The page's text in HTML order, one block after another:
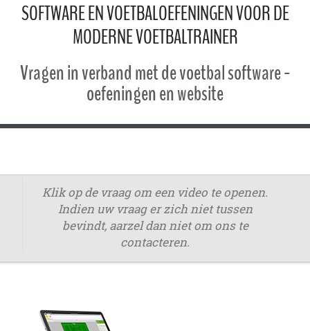
SOFTWARE EN VOETBALOEFENINGEN VOOR DE
MODERNE VOETBALTRAINER
Vragen in verband met de voetbal software -
oefeningen en website
Klik op de vraag om een video te openen.
Indien uw vraag er zich niet tussen
bevindt, aarzel dan niet om ons te
contacteren.